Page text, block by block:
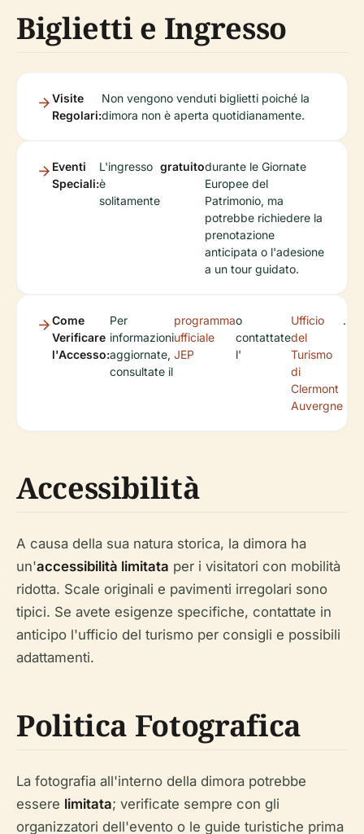
Biglietti e Ingresso
Visite
Regolari:
Non vengono venduti biglietti poiché la
dimora non è aperta quotidianamente.
Eventi
Speciali:
L'ingresso
è
solitamente
gratuitodurante le Giornate
Europee del
Patrimonio, ma
potrebbe richiedere la
prenotazione
anticipata o l'adesione
a un tour guidato.
Come
Verificare
l'Accesso:
Per
informazioni
aggiornate,
consultate il
programma
ufficiale
JEP
o
contattate
l'
Ufficio
del
Turismo
di
Clermont
Auvergne
.
Accessibilità
A causa della sua natura storica, la dimora ha
un'accessibilità limitata per i visitatori con mobilità
ridotta. Scale originali e pavimenti irregolari sono
tipici. Se avete esigenze specifiche, contattate in
anticipo l'ufficio del turismo per consigli e possibili
adattamenti.
Politica Fotografica
La fotografia all'interno della dimora potrebbe
essere limitata; verificate sempre con gli
organizzatori dell'evento o le guide turistiche prima